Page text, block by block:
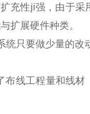
性ji强，由于采
扩展硬件种类。
要做少量的改
工程量和线材